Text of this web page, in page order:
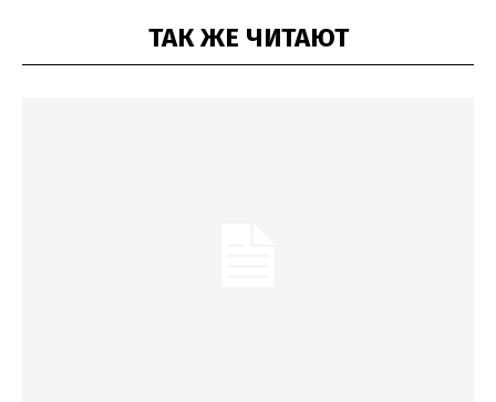
ТАК ЖЕ ЧИТАЮТ